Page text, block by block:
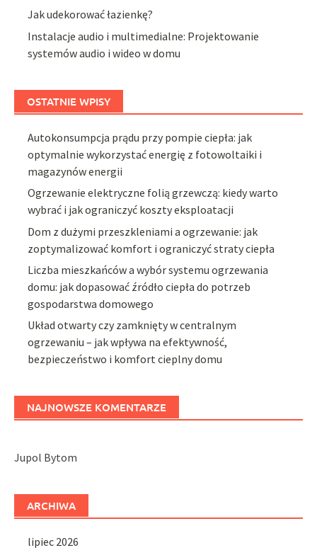
Jak udekorować łazienkę?
Instalacje audio i multimedialne: Projektowanie
systemów audio i wideo w domu
OSTATNIE WPISY
Autokonsumpcja prądu przy pompie ciepła: jak
optymalnie wykorzystać energię z fotowoltaiki i
magazynów energii
Ogrzewanie elektryczne folią grzewczą: kiedy warto
wybrać i jak ograniczyć koszty eksploatacji
Dom z dużymi przeszkleniami a ogrzewanie: jak
zoptymalizować komfort i ograniczyć straty ciepła
Liczba mieszkańców a wybór systemu ogrzewania
domu: jak dopasować źródło ciepła do potrzeb
gospodarstwa domowego
Układ otwarty czy zamknięty w centralnym
ogrzewaniu – jak wpływa na efektywność,
bezpieczeństwo i komfort cieplny domu
NAJNOWSZE KOMENTARZE
Jupol Bytom
ARCHIWA
lipiec 2026